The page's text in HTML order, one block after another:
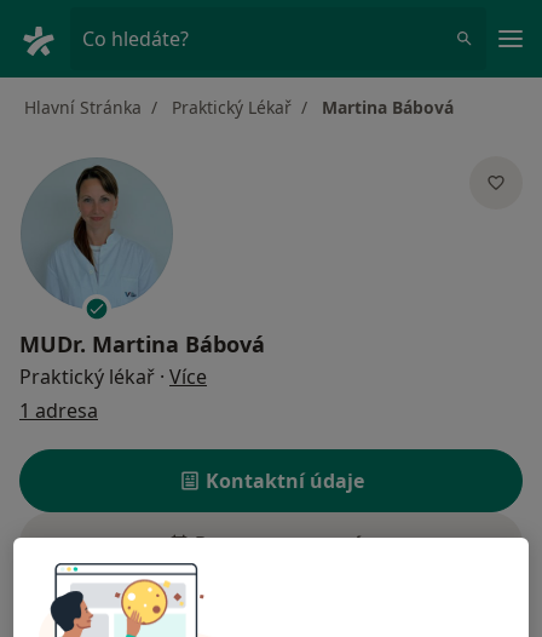
Co hledáte?
Hlavní Stránka Praktický Lékař Martina Bábová
MUDr. Martina Bábová
Praktický lékař · Více
1 adresa
Kontaktní údaje
Rezervovat termín
Zkušenosti